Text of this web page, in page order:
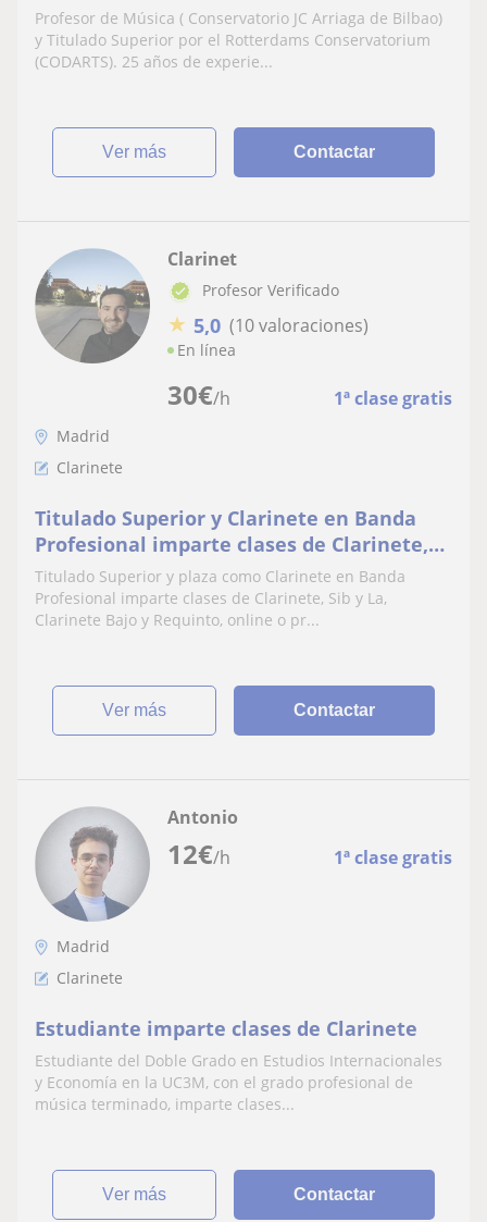
Profesor de Música ( Conservatorio JC Arriaga de Bilbao)
y Titulado Superior por el Rotterdams Conservatorium
(CODARTS). 25 años de experie...
ver más Contactar
30€/h 1ª clase gratis
Clarinet
Profesor Verificado
★ 5,0 (10 valoraciones)
En línea
Madrid
Clarinete
Titulado Superior y Clarinete en Banda
Profesional imparte clases de Clarinete,
Sib y La, Bajo y Requinto, online o
presencial, a todos los niveles(de
septiembre a junio)
Titulado Superior y plaza como Clarinete en Banda
Profesional imparte clases de Clarinete, Sib y La,
Clarinete Bajo y Requinto, online o pr...
ver más Contactar
12€/h 1ª clase gratis
Antonio
Madrid
Clarinete
Estudiante imparte clases de Clarinete
Estudiante del Doble Grado en Estudios Internacionales
y Economía en la UC3M, con el grado profesional de
música terminado, imparte clases...
ver más Contactar